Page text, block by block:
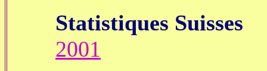
Statistiques Suisses
2001